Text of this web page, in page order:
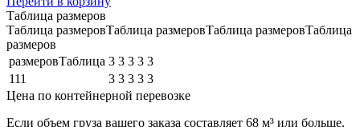
Таблица размеров
Таблица размеровТаблица размеровТаблица размеровТаблица
размеров
размеровТаблица 3 3 3 3 3
111
3 3 3 3 3
Цена по контейнерной перевозке
Если объем груза вашего заказа составляет 68 м³ или больше,